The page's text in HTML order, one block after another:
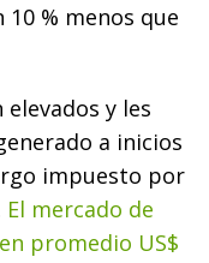
% menos que
y les
a inicios
impuesto por
El mercado de
promedio US$